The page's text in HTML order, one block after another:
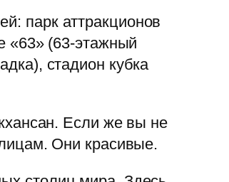
парк аттракционов
«63» (63-этажный
стадион кубка
Если же вы не
Они красивые.